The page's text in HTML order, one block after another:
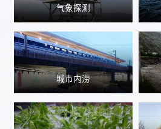
气象探测
城市内涝